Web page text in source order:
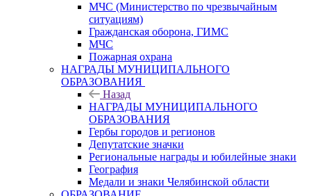
МЧС (Министерство по чрезвычайным
ситуациям)
Гражданская оборона, ГИМС
МЧС
Пожарная охрана
НАГРАДЫ МУНИЦИПАЛЬНОГО
ОБРАЗОВАНИЯ
Назад
НАГРАДЫ МУНИЦИПАЛЬНОГО
ОБРАЗОВАНИЯ
Гербы городов и регионов
Депутатские значки
Региональные награды и юбилейные знаки
География
Медали и знаки Челябинской области